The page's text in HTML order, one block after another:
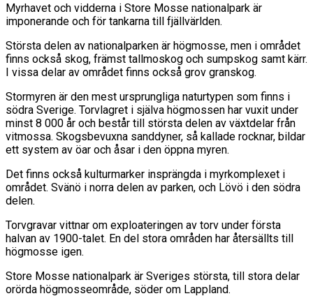
Myrhavet och vidderna i Store Mosse nationalpark är
imponerande och för tankarna till fjällvärlden.
Största delen av nationalparken är högmosse, men i området
finns också skog, främst tallmoskog och sumpskog samt kärr.
I vissa delar av området finns också grov granskog.
Stormyren är den mest ursprungliga naturtypen som finns i
södra Sverige. Torvlagret i själva högmossen har vuxit under
minst 8 000 år och består till största delen av växtdelar från
vitmossa. Skogsbevuxna sanddyner, så kallade rocknar, bildar
ett system av öar och åsar i den öppna myren.
Det finns också kulturmarker insprängda i myrkomplexet i
området. Svänö i norra delen av parken, och Lövö i den södra
delen.
Torvgravar vittnar om exploateringen av torv under första
halvan av 1900-talet. En del stora områden har återsällts till
högmosse igen.
Store Mosse nationalpark är Sveriges största, till stora delar
orörda högmosseområde, söder om Lappland.